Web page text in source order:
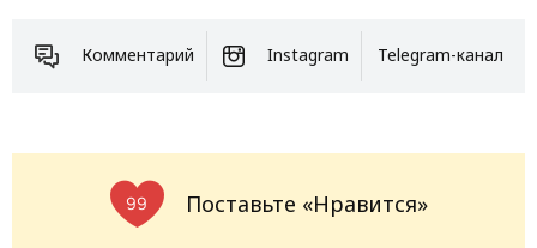
Комментарий Instagram Telegram-канал
99 Поставьте «Нравится»